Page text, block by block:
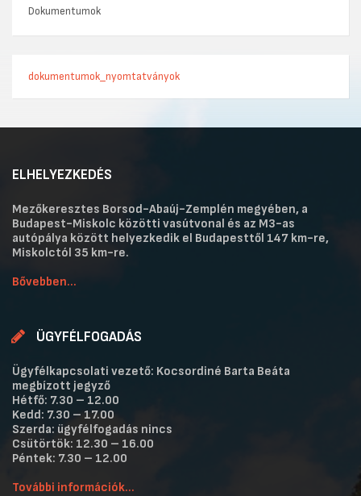
Dokumentumok
dokumentumok_nyomtatványok
ELHELYEZKEDÉS
Mezőkeresztes Borsod-Abaúj-Zemplén megyében, a
Budapest-Miskolc közötti vasútvonal és az M3-as
autópálya között helyezkedik el Budapesttől 147 km-re,
Miskolctól 35 km-re.
Bővebben...
ÜGYFÉLFOGADÁS
Ügyfélkapcsolati vezető: Kocsordiné Barta Beáta
megbízott jegyző
Hétfő: 7.30 – 12.00
Kedd: 7.30 – 17.00
Szerda: ügyfélfogadás nincs
Csütörtök: 12.30 – 16.00
Péntek: 7.30 – 12.00
További információk...